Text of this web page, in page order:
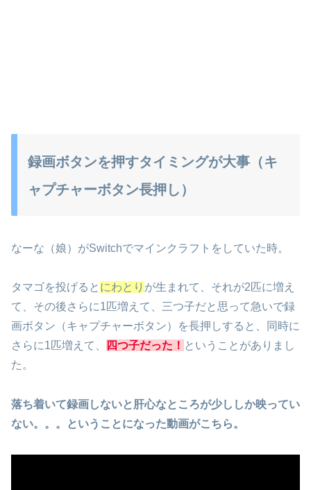
録画ボタンを押すタイミングが大事（キ
ャプチャーボタン長押し）
なーな（娘）がSwitchでマインクラフトをしていた時。
タマゴを投げると にわとり が生まれて、それが2匹に増え
て、その後さらに1匹増えて、三つ子だと思って急いで録
画ボタン（キャプチャーボタン）を長押しすると、同時に
さらに1匹増えて、
四つ子だった！ ということがありまし
た。
落ち着いて録画しないと肝心なところが少ししか映ってい
ない。。。ということになった動画がこちら。